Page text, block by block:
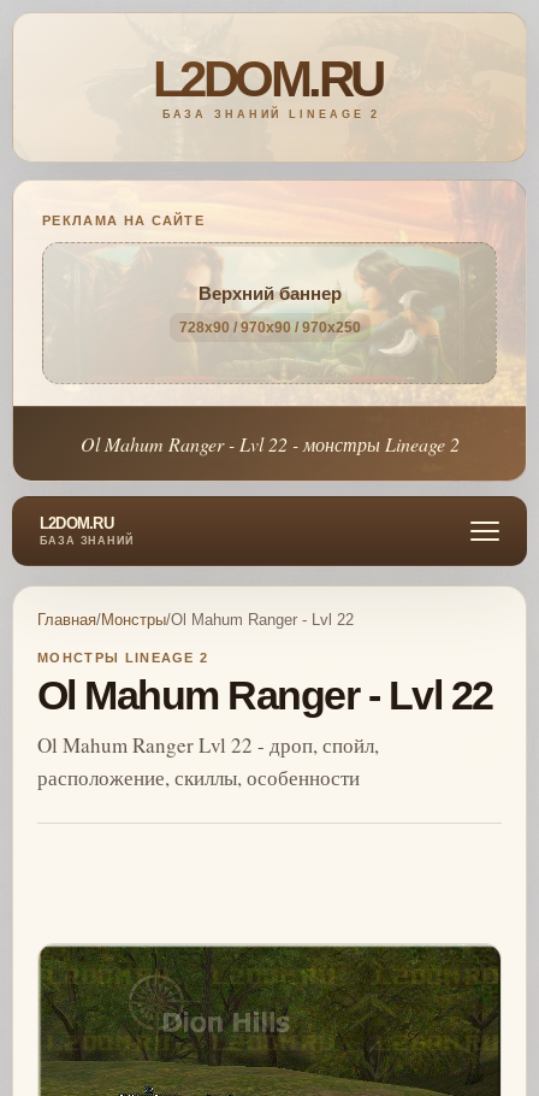
РЕКЛАМА НА САЙТЕ
Верхний баннер
728x90 / 970x90 / 970x250
Ol Mahum Ranger - Lvl 22 - монстры Lineage 2
L2DOM.RU
БАЗА ЗНАНИЙ
Главная/Монстры/Ol Mahum Ranger - Lvl 22
МОНСТРЫ LINEAGE 2
Ol Mahum Ranger - Lvl 22
Ol Mahum Ranger Lvl 22 - дроп, спойл,
расположение, скиллы, особенности